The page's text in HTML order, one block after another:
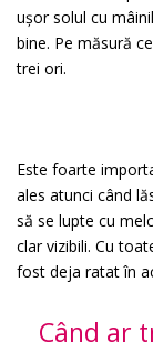
ușor solul cu
bine. Pe măsură
trei ori.
Este foarte
ales atunci când
să se lupte cu
clar vizibili. Cu
fost deja ratat în
Când ar